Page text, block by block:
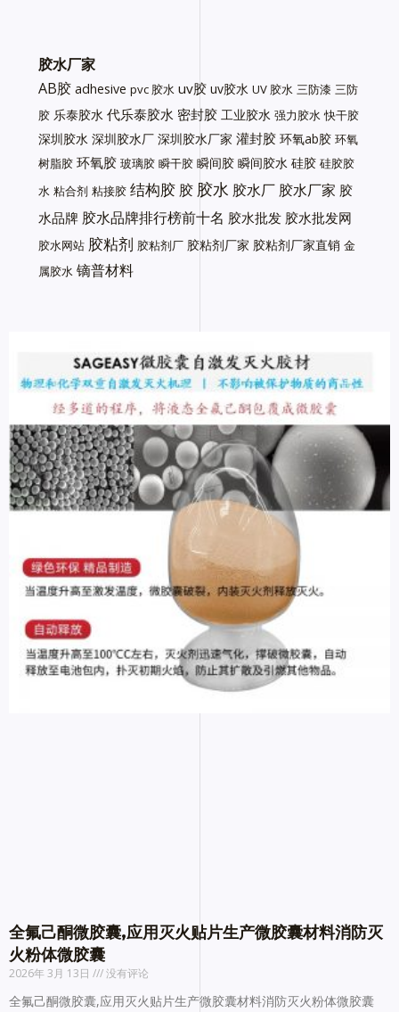
胶水厂家
AB胶 adhesive pvc 胶水 uv胶 uv胶水 UV 胶水 三防漆 三防
胶 乐泰胶水 代乐泰胶水 密封胶 工业胶水 强力胶水 快干胶
深圳胶水 深圳胶水厂 深圳胶水厂家 灌封胶 环氧ab胶 环氧
树脂胶 环氧胶 玻璃胶 瞬干胶 瞬间胶 瞬间胶水 硅胶 硅胶胶
水 粘合剂 粘接胶 结构胶 胶 胶水 胶水厂 胶水厂家 胶
水品牌 胶水品牌排行榜前十名 胶水批发 胶水批发网
胶水网站 胶粘剂 胶粘剂厂 胶粘剂厂家 胶粘剂厂家直销 金
属胶水 镝普材料
全氟己酮微胶囊,应用灭火贴片生产微胶囊材料消防灭
火粉体微胶囊
2026年 3月 13日 没有评论
全氟己酮微胶囊,应用灭火贴片生产微胶囊材料消防灭火粉体微胶囊